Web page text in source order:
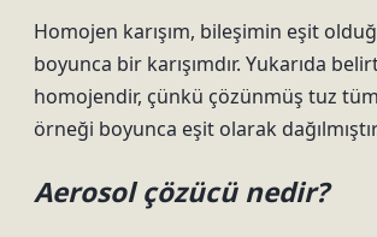
Homojen karışım, bileşimin eşit
boyunca bir karışımdır. Yukarıda
homojendir, çünkü çözünmüş tuz
örneği boyunca eşit olarak
Aerosol çözücü nedir?